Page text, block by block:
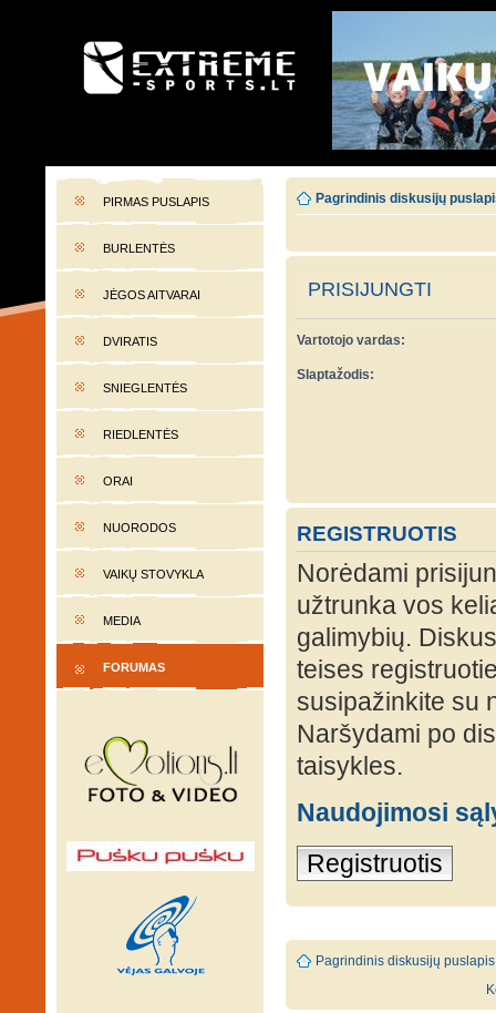
EXTREME-SPORTS.LT
PIRMAS PUSLAPIS
BURLENTĖS
JĖGOS AITVARAI
DVIRATIS
SNIEGLENTĖS
RIEDLENTĖS
ORAI
NUORODOS
VAIKŲ STOVYKLA
MEDIA
FORUMAS
Pagrindinis diskusijų
PRISIJUNGTI
Vartotojo vardas:
Slaptažodis:
REGISTRUOTIS
Norėdami
užtrunka vos
galimybių.
teises
susipažinkite su
Naršydami po
taisykles.
Naudojimosi
Registruotis
Pagrindinis diskusijų puslapis